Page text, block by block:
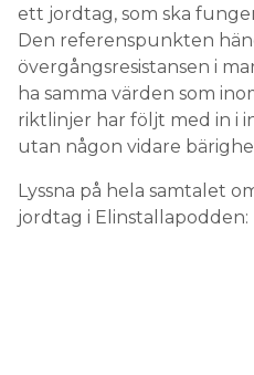
ett jordtag, som ska
Den referenspunkten
övergångsresistansen i
ha samma värden som
riktlinjer har följt med in i
utan någon vidare
Lyssna på hela samtalet
jordtag i Elinstallapodden: